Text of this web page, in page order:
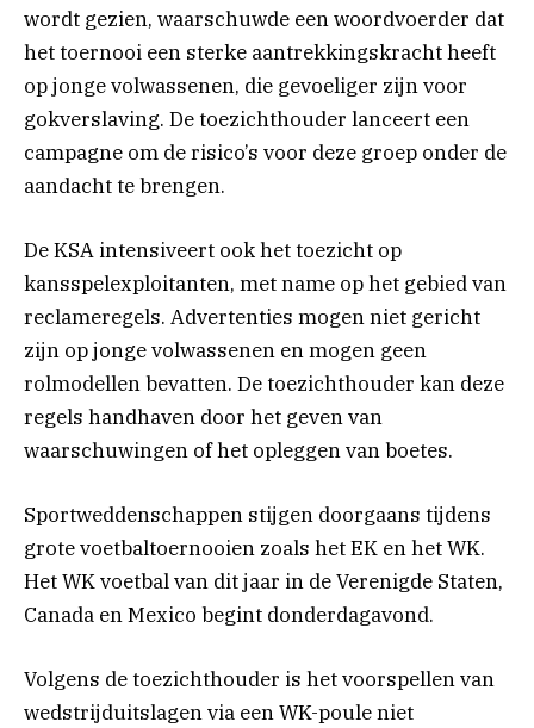
wordt gezien, waarschuwde een woordvoerder dat
het toernooi een sterke aantrekkingskracht heeft
op jonge volwassenen, die gevoeliger zijn voor
gokverslaving. De toezichthouder lanceert een
campagne om de risico’s voor deze groep onder de
aandacht te brengen.
De KSA intensiveert ook het toezicht op
kansspelexploitanten, met name op het gebied van
reclameregels. Advertenties mogen niet gericht
zijn op jonge volwassenen en mogen geen
rolmodellen bevatten. De toezichthouder kan deze
regels handhaven door het geven van
waarschuwingen of het opleggen van boetes.
Sportweddenschappen stijgen doorgaans tijdens
grote voetbaltoernooien zoals het EK en het WK.
Het WK voetbal van dit jaar in de Verenigde Staten,
Canada en Mexico begint donderdagavond.
Volgens de toezichthouder is het voorspellen van
wedstrijduitslagen via een WK-poule niet